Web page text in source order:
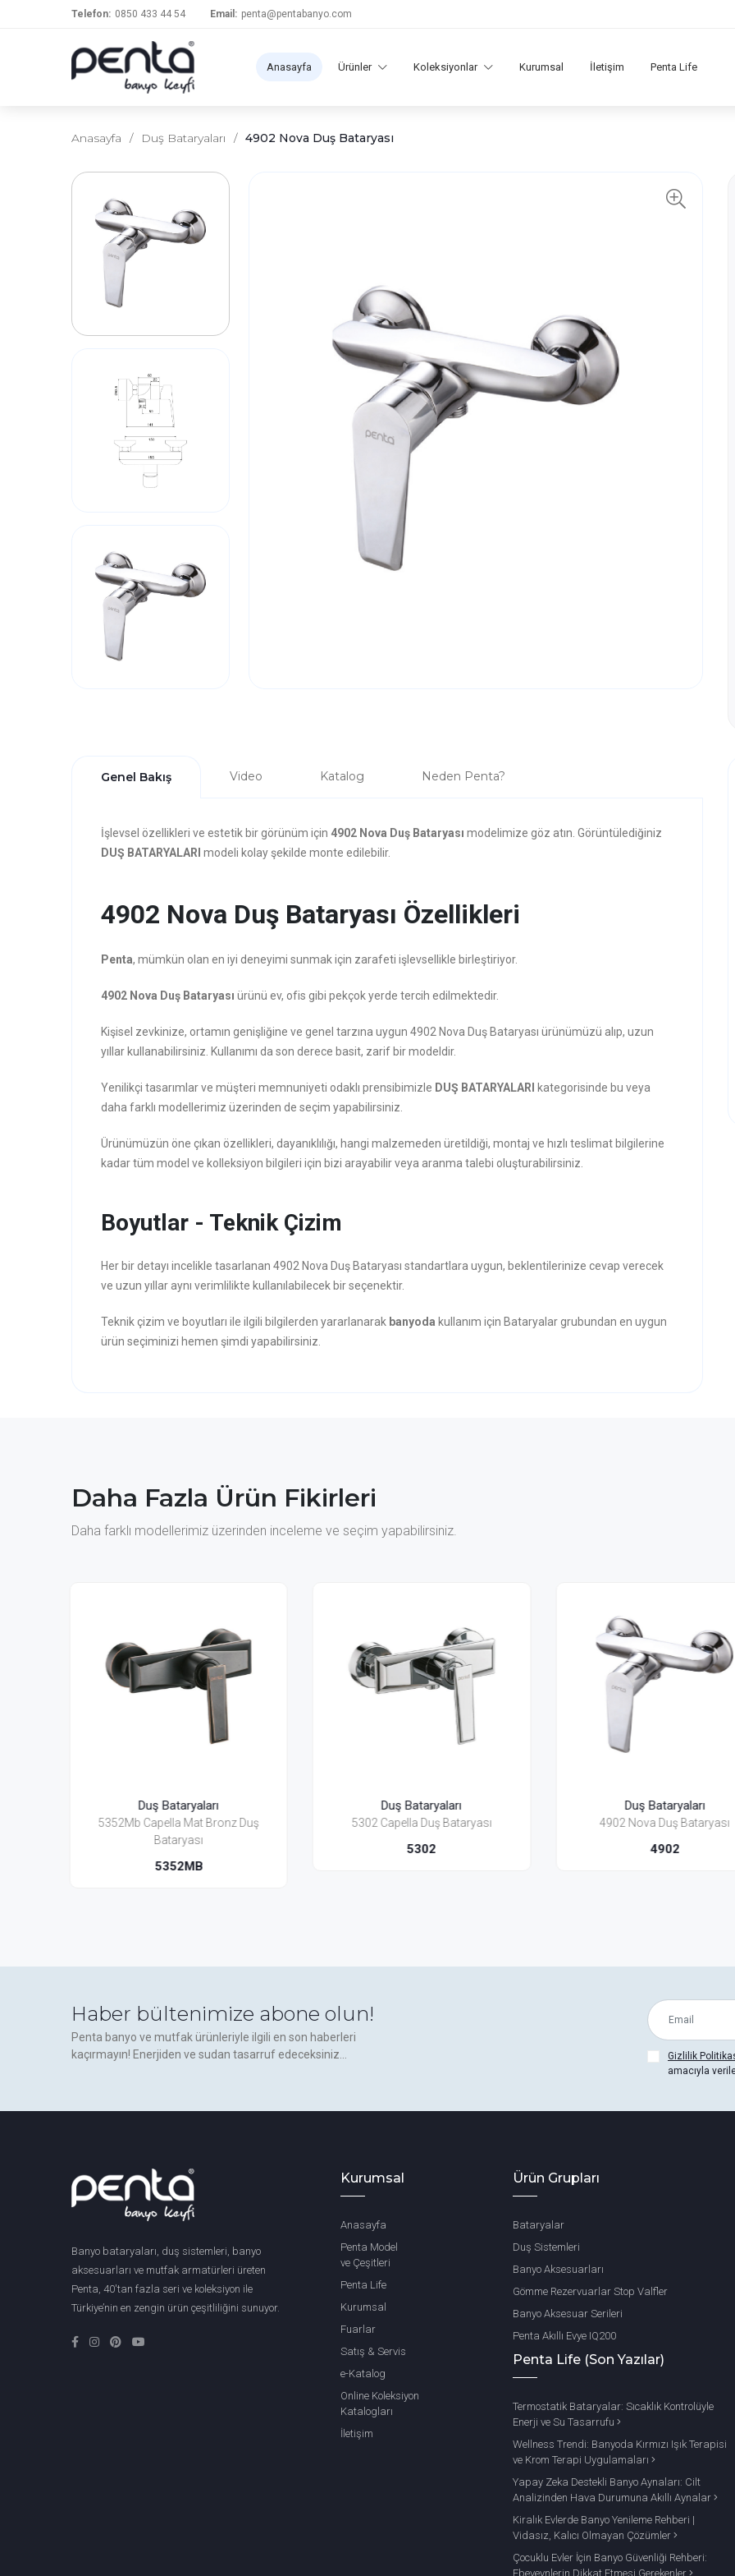
Telefon: 0850 433 44 54 Email: penta@pentabanyo.com
Anasayfa Ürünler Koleksiyonlar Kurumsal İletişim Penta Life
Anasayfa / Duş Bataryaları / 4902 Nova Duş Bataryası
Genel Bakış Video Katalog Neden Penta?
İşlevsel özellikleri ve estetik bir görünüm için 4902 Nova Duş Bataryası modelimize göz atın. Görüntülediğiniz
DUŞ BATARYALARI modeli kolay şekilde monte edilebilir.
4902 Nova Duş Bataryası Özellikleri
Penta, mümkün olan en iyi deneyimi sunmak için zarafeti işlevsellikle birleştiriyor.
4902 Nova Duş Bataryası ürünü ev, ofis gibi pekçok yerde tercih edilmektedir.
Kişisel zevkinize, ortamın genişliğine ve genel tarzına uygun 4902 Nova Duş Bataryası ürünümüzü alıp, uzun
yıllar kullanabilirsiniz. Kullanımı da son derece basit, zarif bir modeldir.
Yenilikçi tasarımlar ve müşteri memnuniyeti odaklı prensibimizle DUŞ BATARYALARI
kategorisinde bu veya
daha farklı modellerimiz üzerinden de seçim yapabilirsiniz.
Ürünümüzün öne çıkan özellikleri, dayanıklılığı, hangi malzemeden üretildiği, montaj ve hızlı teslimat bilgilerine
kadar tüm model ve kolleksiyon bilgileri için bizi arayabilir veya aranma talebi oluşturabilirsiniz.
Boyutlar - Teknik Çizim
Her bir detayı incelikle tasarlanan 4902 Nova Duş Bataryası standartlara uygun, beklentilerinize cevap verecek
ve uzun yıllar aynı verimlilikte kullanılabilecek bir seçenektir.
Teknik çizim ve boyutları ile ilgili bilgilerden yararlanarak banyoda kullanım için Bataryalar grubundan en uygun
ürün seçiminizi hemen şimdi yapabilirsiniz.
Daha Fazla Ürün Fikirleri
Daha farklı modellerimiz üzerinden inceleme ve seçim yapabilirsiniz.
Duş Bataryaları
5302 Capella Duş Bataryası
5302
Duş Bataryaları
4902 Nova Duş Bataryası
4902
Duş Bataryaları
2482 Bosphorus 6 Duş
2482
Haber bültenimize abone olun!
Penta banyo ve mutfak ürünleriyle ilgili en son haberleri
kaçırmayın! Enerjiden ve sudan tasarruf edeceksiniz...
Gizlilik
amacıyla
Banyo bataryaları, duş sistemleri, banyo
aksesuarları ve mutfak armatürleri üreten
Penta, 40'tan fazla seri ve koleksiyon ile
Türkiye’nin en zengin ürün çeşitliliğini sunuyor.
Kurumsal
Anasayfa
Penta Model
ve Çeşitleri
Penta Life
Kurumsal
Fuarlar
Satış & Servis
e-Katalog
Online Koleksiyon
Katalogları
İletişim
Ürün Grupları
Bataryalar
Duş Sistemleri
Banyo Aksesuarları
Gömme Rezervuarlar Stop Valfler
Banyo Aksesuar Serileri
Penta Akıllı Evye IQ200
Penta Life (Son Yazılar)
Termostatik Bataryalar: Sıcaklık Kontrolüyle
Enerji ve Su Tasarrufu
Wellness Trendi: Banyoda Kırmızı Işık Terapisi
ve Krom Terapi Uygulamaları
Yapay Zeka Destekli Banyo Aynaları: Cilt
Analizinden Hava Durumuna Akıllı Aynalar
Kiralık Evlerde Banyo Yenileme Rehberi |
Vidasız, Kalıcı Olmayan Çözümler
Çocuklu Evler İçin Banyo Güvenliği Rehberi:
Ebeveynlerin Dikkat Etmesi Gerekenler